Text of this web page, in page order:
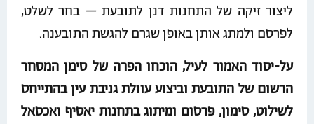
ליצור זיקה של התחנות דנן לתובעת – בחר לשלט,
לפרסם ולמתג אותן באופן שגרם להגשת התובענה.
על-יסוד האמור לעיל, הוכחו הפרה של סימן המסחר
הרשום של התובעת וביצוע עוולת גניבת עין בהתייחס
לשילוט, סימון, פרסום ומיתוג בתחנות יאסיף ואכסאל